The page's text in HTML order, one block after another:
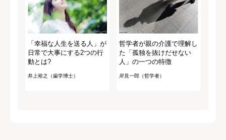
「幸福な人生を送る人」が
日常で大事にする2つの行
動とは?
井上裕之（歯学博士）
哲学者が親の介護で理解し
た「孤独を抜けだせない
人」の一つの特徴
岸見一郎（哲学者）